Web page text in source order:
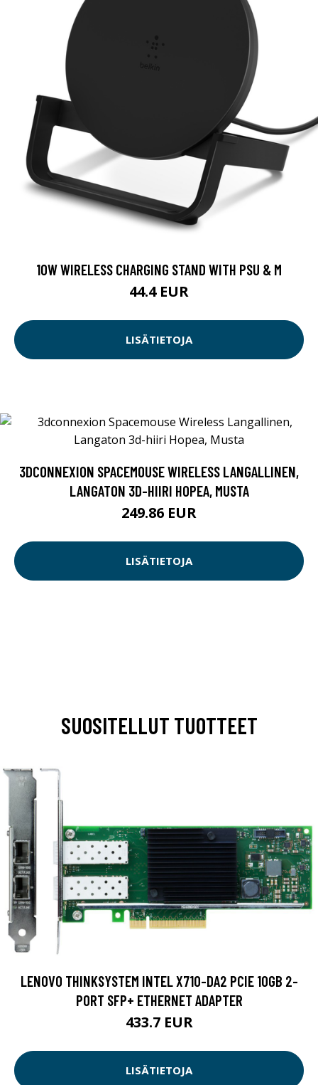
10W WIRELESS CHARGING STAND WITH PSU & M
44.4 EUR
LISÄTIETOJA
3DCONNEXION SPACEMOUSE WIRELESS LANGALLINEN,
LANGATON 3D-HIIRI HOPEA, MUSTA
249.86 EUR
LISÄTIETOJA
SUOSITELLUT TUOTTEET
LENOVO THINKSYSTEM INTEL X710-DA2 PCIE 10GB 2-
PORT SFP+ ETHERNET ADAPTER
433.7 EUR
LISÄTIETOJA